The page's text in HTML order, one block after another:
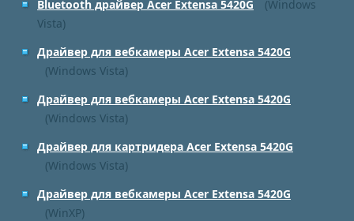
Bluetooth драйвер Acer Extensa 5420G
(Windows
Vista)
Драйвер для вебкамеры Acer Extensa 5420G
(Windows Vista)
Драйвер для вебкамеры Acer Extensa 5420G
(Windows Vista)
Драйвер для картридера Acer Extensa 5420G
(Windows Vista)
Драйвер для вебкамеры Acer Extensa 5420G
(WinXP)